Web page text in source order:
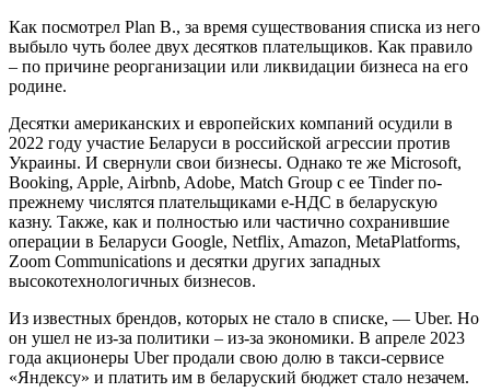
Как посмотрел Plan B., за время существования списка из него
выбыло чуть более двух десятков плательщиков. Как правило
– по причине реорганизации или ликвидации бизнеса на его
родине.
Десятки американских и европейских компаний осудили в
2022 году участие Беларуси в российской агрессии против
Украины. И свернули свои бизнесы. Однако те же Microsoft,
Booking, Apple, Airbnb, Adobe, Match Group с ее Tinder по-
прежнему числятся плательщиками e-НДС в беларускую
казну. Также, как и полностью или частично сохранившие
операции в Беларуси Google, Netflix, Amazon, MetaPlatforms,
Zoom Communications и десятки других западных
высокотехнологичных бизнесов.
Из известных брендов, которых не стало в списке, — Uber. Но
он ушел не из-за политики – из-за экономики. В апреле 2023
года акционеры Uber продали свою долю в такси-сервисе
«Яндексу» и платить им в беларуский бюджет стало незачем.